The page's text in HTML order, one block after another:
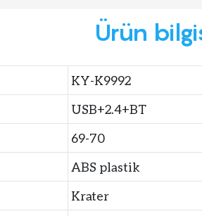
Ürün
KY-K9992
USB+2.4+BT
69-70
ABS plastik
Krater